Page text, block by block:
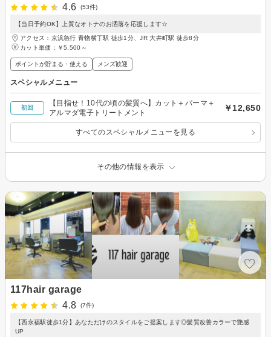
4.6
(53件)
【当日予約OK】上質なオトナのお洒落を応援します☆
アクセス：京浜急行 青物横丁駅 徒歩1分、JR 大井町駅 徒歩8分
カット単価： ￥5,500～
ポイントが貯まる・使える メンズ歓迎
スペシャルメニュー
初回
【目指せ！10代の頃の髪質へ】カット＋パーマ＋
アルマダ電子トリートメント
￥12,650
すべてのスペシャルメニューを見る
その他の情報を表示
117hair garage
4.8
(7件)
【西永福駅徒歩1分】あなただけのスタイルをご提案します◎髪質改善カラーで艶感
UP